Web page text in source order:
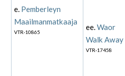
e. Pemberleyn
Maailmanmatkaaja
VTR-10865
ee.Waor
Walk Away
VTR-17458